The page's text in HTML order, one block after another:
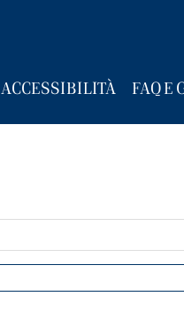
ACCESSIBILITÀ FAQ E